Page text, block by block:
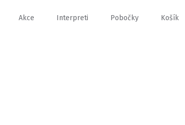
Akce Interpreti Pobočky Košík